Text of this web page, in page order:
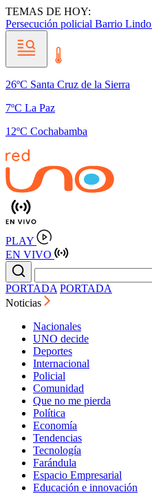
TEMAS DE HOY:
Persecución policial Barrio Lindo
26ºC Santa Cruz de la Sierra
7ºC La Paz
12ºC Cochabamba
PLAY
EN VIVO
PORTADA PORTADA
Noticias
Nacionales
UNO decide
Deportes
Internacional
Policial
Comunidad
Que no me pierda
Política
Economía
Tendencias
Tecnología
Farándula
Espacio Empresarial
Educación e innovación